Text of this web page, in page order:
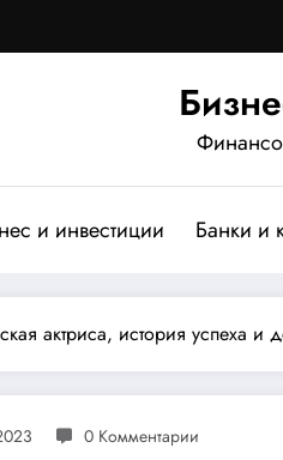
и инвестиции Банки и
актриса, история успеха и
0 Комментарии